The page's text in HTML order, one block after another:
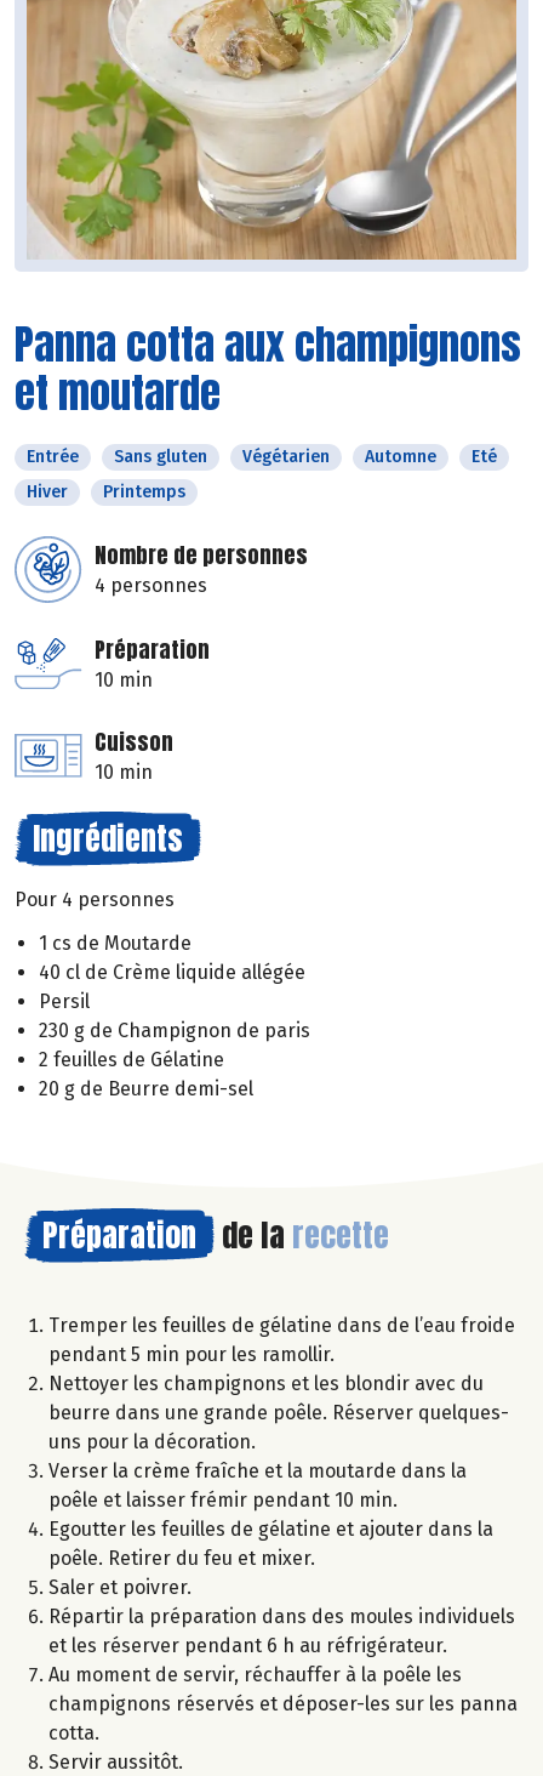
Panna cotta aux champignons
et moutarde
Entrée Sans gluten Végétarien Automne
Eté
Hiver
Printemps
Nombre de personnes
4 personnes
Préparation
10 min
Cuisson
10 min
Ingrédients
Pour 4 personnes
1 cs de Moutarde
40 cl de Crème liquide allégée
Persil
230 g de Champignon de paris
2 feuilles de Gélatine
20 g de Beurre demi-sel
Préparation de la recette
Tremper les feuilles de gélatine dans de l’eau froide
pendant 5 min pour les ramollir.
Nettoyer les champignons et les blondir avec du
beurre dans une grande poêle. Réserver quelques-
uns pour la décoration.
Verser la crème fraîche et la moutarde dans la
poêle et laisser frémir pendant 10 min.
Egoutter les feuilles de gélatine et ajouter dans la
poêle. Retirer du feu et mixer.
Saler et poivrer.
Répartir la préparation dans des moules individuels
et les réserver pendant 6 h au réfrigérateur.
Au moment de servir, réchauffer à la poêle les
champignons réservés et déposer-les sur les panna
cotta.
Servir aussitôt.